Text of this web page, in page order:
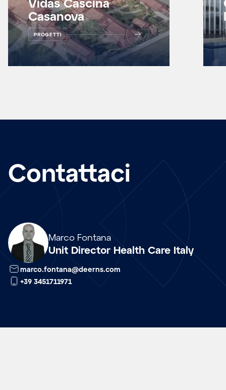
Vidas Cascina
Casanova
PROGETTI
Contattaci
Marco Fontana
Unit Director Health Care Italy
Array
marco.fontana@deerns.com
+39 3451711971